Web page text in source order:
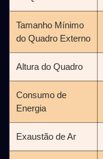
Tamanho Mínimo
do Quadro Externo
Altura do Quadro
Consumo de
Energia
Exaustão de Ar